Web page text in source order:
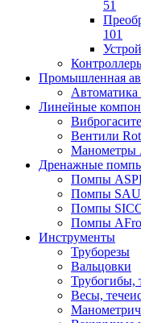
51
101
Промышленная
Автоматика
Линейные
Вентили
Манометры
Дренажные
Помпы
Помпы
Помпы
Помпы
Инструменты
Труборезы
Вальцовки
Трубогибы,
Весы,